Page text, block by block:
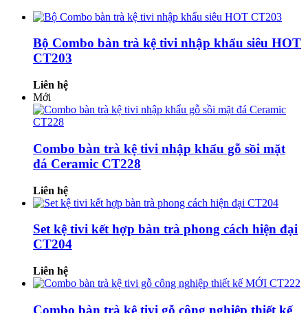
Bộ Combo bàn trà kệ tivi nhập khẩu siêu HOT
CT203
Liên hệ
Mới
Combo bàn trà kệ tivi nhập khẩu gỗ sồi mặt
đá Ceramic CT228
Liên hệ
Set kệ tivi kết hợp bàn trà phong cách hiện đại
CT204
Liên hệ
Combo bàn trà kệ tivi gỗ công nghiệp thiết kế